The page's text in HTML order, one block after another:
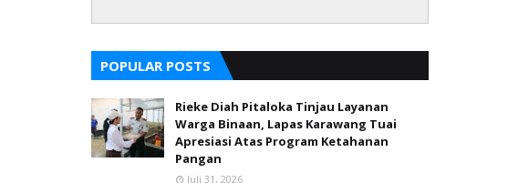
POPULAR POSTS
Rieke Diah Pitaloka Tinjau Layanan
Warga Binaan, Lapas Karawang Tuai
Apresiasi Atas Program Ketahanan
Pangan
Juli 31, 2026